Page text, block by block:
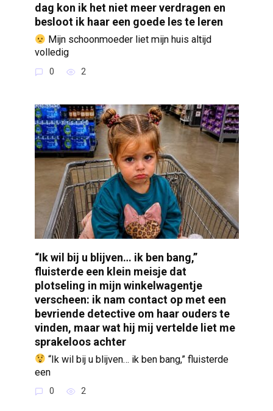
dag kon ik het niet meer verdragen en
besloot ik haar een goede les te leren
Mijn schoonmoeder liet mijn huis altijd
volledig
0 2
“Ik wil bij u blijven… ik ben bang,”
fluisterde een klein meisje dat
plotseling in mijn winkelwagentje
verscheen: ik nam contact op met een
bevriende detective om haar ouders te
vinden, maar wat hij mij vertelde liet me
sprakeloos achter
“Ik wil bij u blijven… ik ben bang,” fluisterde
een
0 2